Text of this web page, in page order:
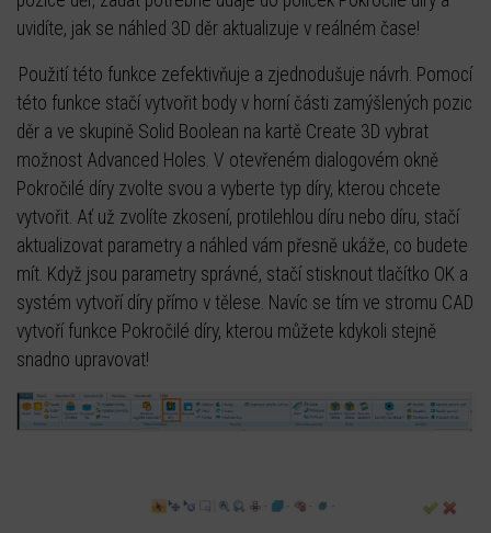
uvidíte, jak se náhled 3D děr aktualizuje v reálném čase!
Použití této funkce zefektivňuje a zjednodušuje návrh. Pomocí
této funkce stačí vytvořit body v horní části zamýšlených pozic
děr a ve skupině Solid Boolean na kartě Create 3D vybrat
možnost Advanced Holes. V otevřeném dialogovém okně
Pokročilé díry zvolte svou a vyberte typ díry, kterou chcete
vytvořit. Ať už zvolíte zkosení, protilehlou díru nebo díru, stačí
aktualizovat parametry a náhled vám přesně ukáže, co budete
mít. Když jsou parametry správné, stačí stisknout tlačítko OK a
systém vytvoří díry přímo v tělese. Navíc se tím ve stromu CAD
vytvoří funkce Pokročilé díry, kterou můžete kdykoli stejně
snadno upravovat!